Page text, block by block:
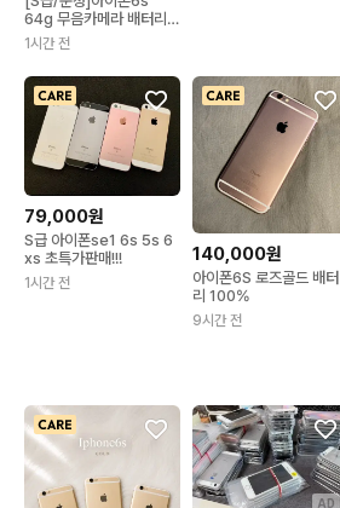
64g 무음카메라 배터리
100% 스그 실버
1시간 전
스 mini pro max 전기종
79,000원
S급 아이폰se1 6s 5s 6
xs 초특가판매!!!
1시간 전
140,000원
아이폰6S 로즈골드 배터
리 100%
9시간 전
AD